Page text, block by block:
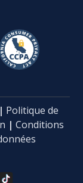
| Politique de
| Conditions